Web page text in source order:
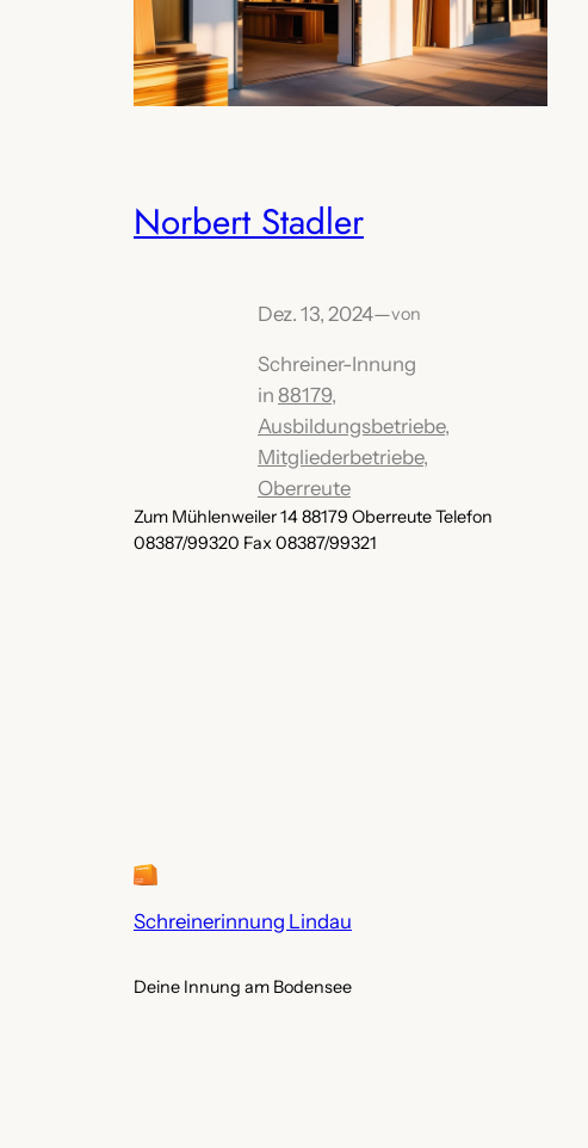
Norbert Stadler
Dez. 13, 2024—von
Schreiner-Innung
in 88179
Ausbildungsbetriebe
Mitgliederbetriebe
Oberreute
Zum Mühlenweiler 14 88179 Oberreute Telefon
08387/99320 Fax 08387/99321
Schreinerinnung Lindau
Deine Innung am Bodensee